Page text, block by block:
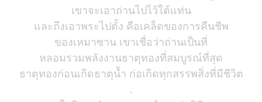
เขาจะเอาถ่านไปไว้ใต้แท่น
และถึงเอาพระไปตั้ง คือเคล็ดของการคืนชีพ
ของเหมาซาน เขาเชื่อว่าถ่านเป็นที่
หลอมรวมพลังงานธาตุทองที่สมบูรณ์ที่สุด
ธาตุทองก่อนเกิดธาตุน้ำ ก่อเกิดทุกสรรพสิ่งที่มีชีวิต
.